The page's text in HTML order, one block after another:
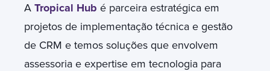
A Tropical Hub é parceira estratégica em
projetos de implementação técnica e gestão
de CRM e temos soluções que envolvem
assessoria e expertise em tecnologia para